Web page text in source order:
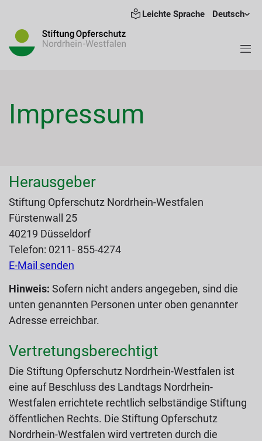
Leichte Sprache Deutsch
Impressum
Herausgeber
Stiftung Opferschutz Nordrhein-Westfalen
Fürstenwall 25
40219 Düsseldorf
Telefon: 0211- 855-4274
E-Mail senden
Hinweis: Sofern nicht anders angegeben, sind die
unten genannten Personen unter oben genannter
Adresse erreichbar.
Vertretungsberechtigt
Die Stiftung Opferschutz Nordrhein-Westfalen ist
eine auf Beschluss des Landtags Nordrhein-
Westfalen errichtete rechtlich selbständige Stiftung
öffentlichen Rechts. Die Stiftung Opferschutz
Nordrhein-Westfalen wird vertreten durch die